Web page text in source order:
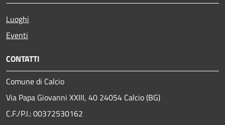
Luoghi
Eventi
CONTATTI
Comune di Calcio
Via Papa Giovanni XXIII, 40 24054 Calcio (BG)
C.F./P.I.: 00372530162